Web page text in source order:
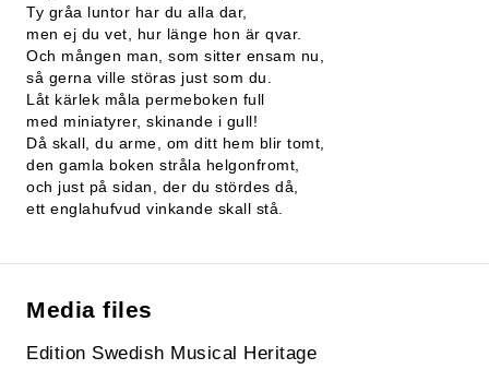
Ty gråa luntor har du alla dar,
men ej du vet, hur länge hon är qvar.
Och mången man, som sitter ensam nu,
så gerna ville störas just som du.
Låt kärlek måla permeboken full
med miniatyrer, skinande i gull!
Då skall, du arme, om ditt hem blir tomt,
den gamla boken stråla helgonfromt,
och just på sidan, der du stördes då,
ett englahufvud vinkande skall stå.
Media files
Edition Swedish Musical Heritage